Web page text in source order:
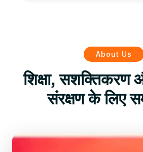
About Us
शिक्षा, सशक्तिकरण
संरक्षण के लिए